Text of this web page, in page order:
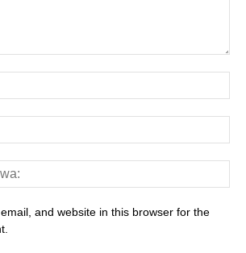
and website in this browser for the